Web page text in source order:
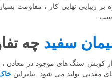
بر زیبایی نهایی کار ،
سفید چه
از کوبش سنگ های موجود در معادن
معدنی تولید می شود. بنابراین